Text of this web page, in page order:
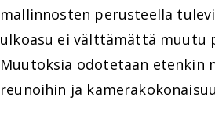
mallinnosten perusteella
ulkoasu ei välttämättä muutu
Muutoksia odotetaan etenkin
reunoihin ja